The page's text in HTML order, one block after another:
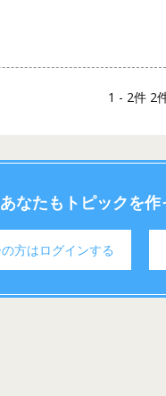
1 - 2件 2
あなたもトピックを作
方はログインする